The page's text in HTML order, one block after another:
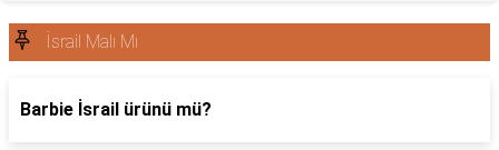
İsrail Malı Mı
Barbie İsrail ürünü mü?